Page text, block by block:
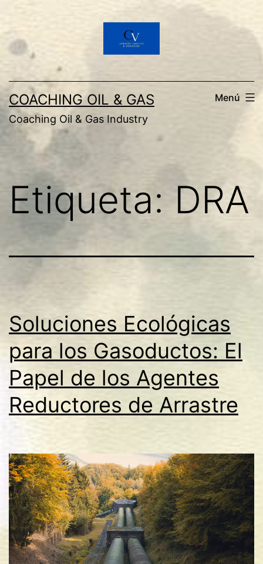
Saltar
al
contenido
COACHING OIL & GAS
Coaching Oil & Gas Industry
Menú
Etiqueta:DRA
Soluciones Ecológicas
para los Gasoductos: El
Papel de los Agentes
Reductores de Arrastre